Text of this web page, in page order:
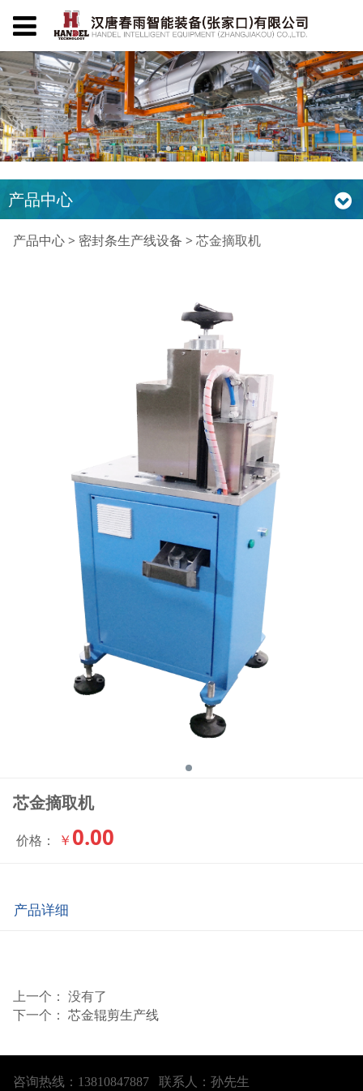
产品中心
芯金摘取机
产品中心> 密封条生产线设备 > 芯金摘取机
芯金摘取机
价格： ￥ 0.00
产品详细
上一个： 没有了
下一个： 芯金辊剪生产线
咨询热线：13810847887 联系人：孙先生